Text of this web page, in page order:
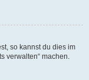
so kannst du dies im
verwalten“ machen.